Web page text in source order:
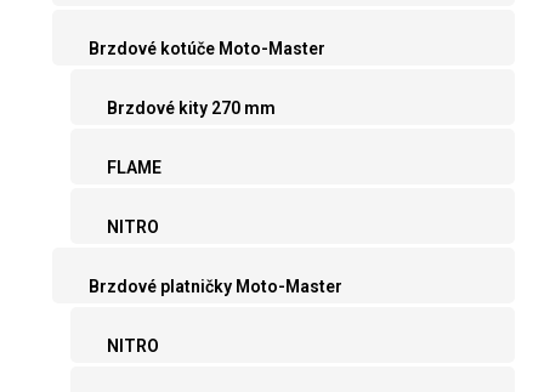
Brzdové kotúče Moto-Master
Brzdové kity 270 mm
FLAME
NITRO
Brzdové platničky Moto-Master
NITRO